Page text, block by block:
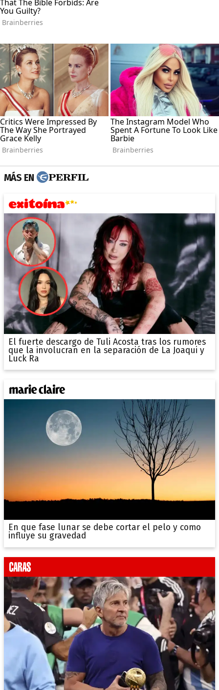
MÁS EN
El fuerte descargo de Tuli Acosta tras los rumores
que la involucran en la separación de La Joaqui y
Luck Ra
En que fase lunar se debe cortar el pelo y como
influye su gravedad